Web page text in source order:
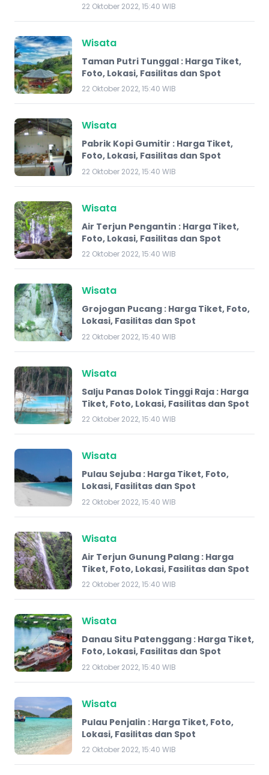
22 Oktober 2022, 15:40 WIB
Wisata
Taman Putri Tunggal : Harga Tiket,
Foto, Lokasi, Fasilitas dan Spot
22 Oktober 2022, 15:40 WIB
Wisata
Pabrik Kopi Gumitir : Harga Tiket,
Foto, Lokasi, Fasilitas dan Spot
22 Oktober 2022, 15:40 WIB
Wisata
Air Terjun Pengantin : Harga Tiket,
Foto, Lokasi, Fasilitas dan Spot
22 Oktober 2022, 15:40 WIB
Wisata
Grojogan Pucang : Harga Tiket, Foto,
Lokasi, Fasilitas dan Spot
22 Oktober 2022, 15:40 WIB
Wisata
Salju Panas Dolok Tinggi Raja : Harga
Tiket, Foto, Lokasi, Fasilitas dan Spot
22 Oktober 2022, 15:40 WIB
Wisata
Pulau Sejuba : Harga Tiket, Foto,
Lokasi, Fasilitas dan Spot
22 Oktober 2022, 15:40 WIB
Wisata
Air Terjun Gunung Palang : Harga
Tiket, Foto, Lokasi, Fasilitas dan Spot
22 Oktober 2022, 15:40 WIB
Wisata
Danau Situ Patenggang : Harga Tiket,
Foto, Lokasi, Fasilitas dan Spot
22 Oktober 2022, 15:40 WIB
Wisata
Pulau Penjalin : Harga Tiket, Foto,
Lokasi, Fasilitas dan Spot
22 Oktober 2022, 15:40 WIB